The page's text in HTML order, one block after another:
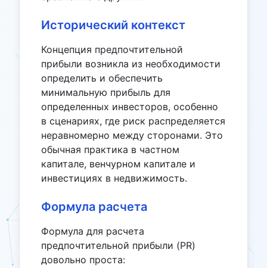
Исторический контекст
Концепция предпочтительной
прибыли возникла из необходимости
определить и обеспечить
минимальную прибыль для
определенных инвесторов, особенно
в сценариях, где риск распределяется
неравномерно между сторонами. Это
обычная практика в частном
капитале, венчурном капитале и
инвестициях в недвижимость.
Формула расчета
Формула для расчета
предпочтительной прибыли (PR)
довольно проста: